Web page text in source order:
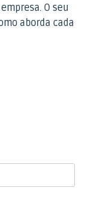
O seu
aborda cada